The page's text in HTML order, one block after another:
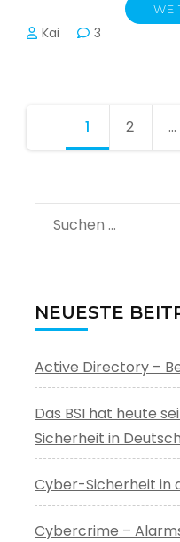
Kai 3
1 Seite
2 …
Suchen
nach:
NEUESTE
Active Directory –
Das BSI hat heute
Sicherheit in
Cyber-Sicherheit in
Cybercrime –